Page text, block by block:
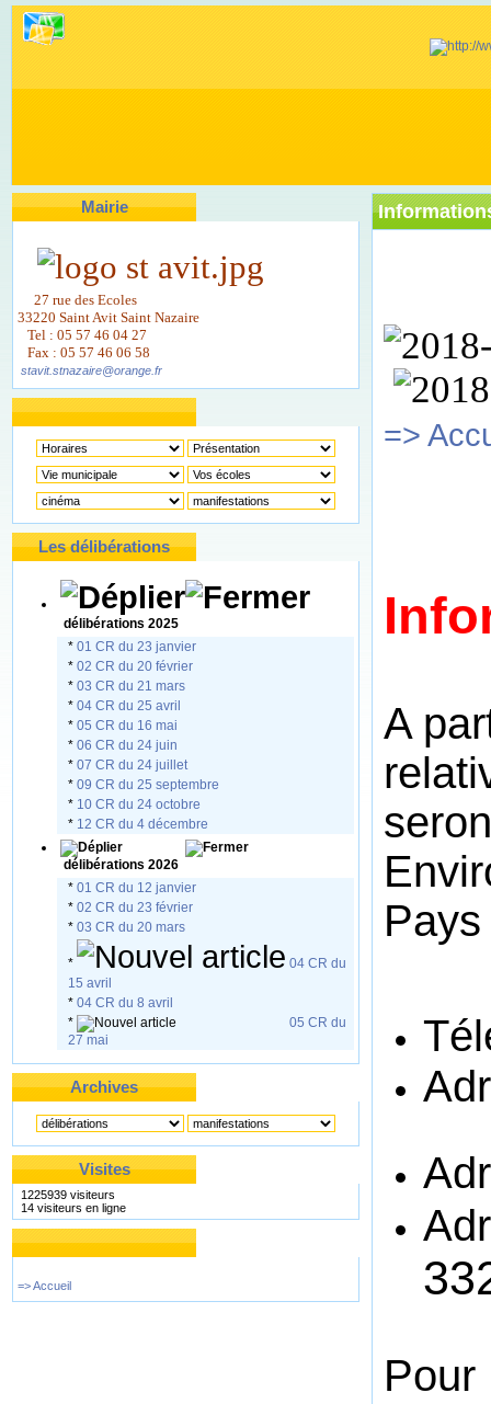
Mairie
27 rue des Ecoles
33220 Saint Avit Saint Nazaire
Tel : 05 57 46 04 27
Fax : 05 57 46 06 58
stavit.stnazaire@orange.fr
Les délibérations
délibérations 2025
* 01 CR du 23 janvier
* 02 CR du 20 février
* 03 CR du 21 mars
* 04 CR du 25 avril
* 05 CR du 16 mai
* 06 CR du 24 juin
* 07 CR du 24 juillet
* 09 CR du 25 septembre
* 10 CR du 24 octobre
* 12 CR du 4 décembre
délibérations 2026
* 01 CR du 12 janvier
* 02 CR du 23 février
* 03 CR du 20 mars
*
04 CR du
15 avril
* 04 CR du 8 avril
*
05 CR du
27 mai
Archives
Visites
1225939 visiteurs
14 visiteurs en ligne
=> Accueil
=>
A
Pour